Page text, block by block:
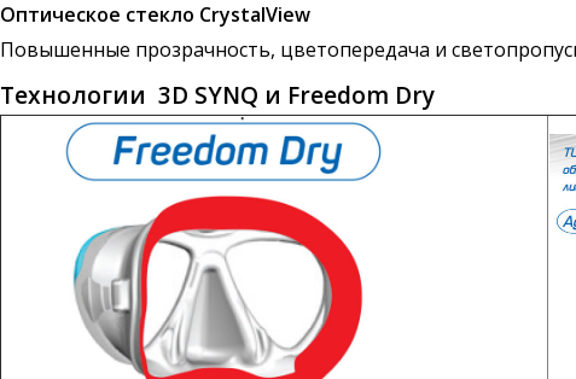
Оптическое стекло CrystalView
Повышенные прозрачность, цветопередача и
Технологии 3D SYNQ и Freedom Dry